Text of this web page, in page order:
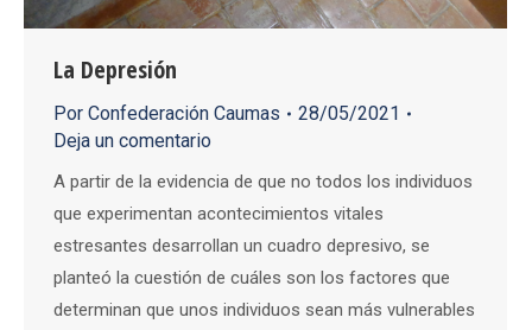
La Depresión
Por Confederación Caumas
28/05/2021
Deja un comentario
A partir de la evidencia de que no todos los individuos
que experimentan acontecimientos vitales
estresantes desarrollan un cuadro depresivo, se
planteó la cuestión de cuáles son los factores que
determinan que unos individuos sean más vulnerables